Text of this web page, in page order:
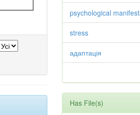
psychological
stress
адаптація
Has File(s)